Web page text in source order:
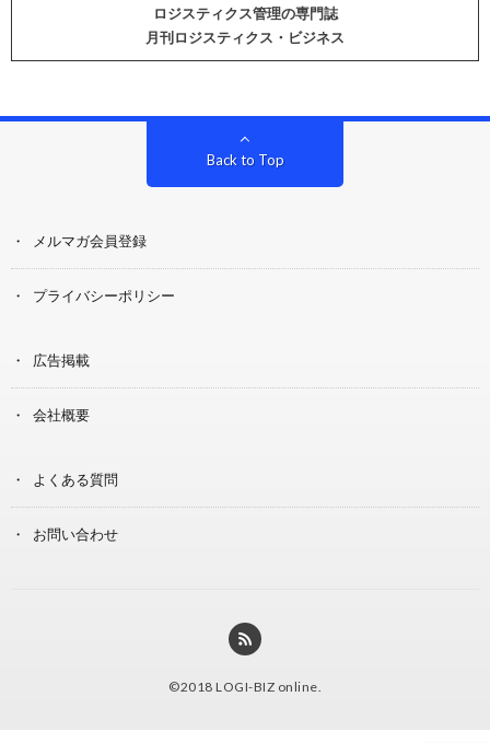
ロジスティクス管理の専門誌
月刊ロジスティクス・ビジネス
Back to Top
メルマガ会員登録
プライバシーポリシー
広告掲載
会社概要
よくある質問
お問い合わせ
©2018 LOGI-BIZ online.